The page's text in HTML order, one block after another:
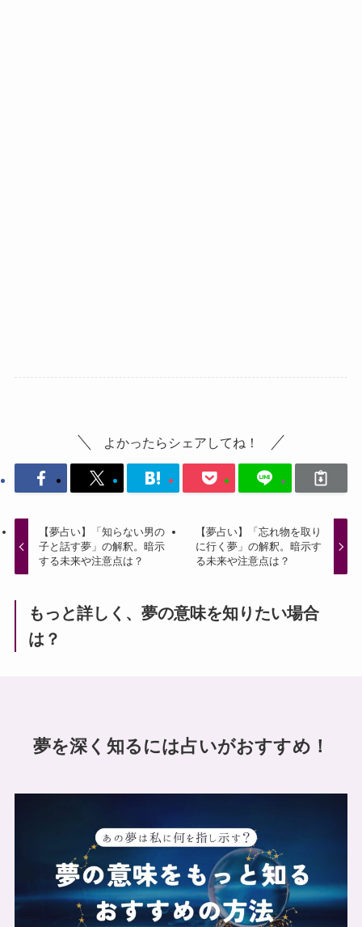
よかったらシェアしてね！
【夢占い】「知らない男の
子と話す夢」の解釈。暗示
する未来や注意点は？
【夢占い】「忘れ物を取り
に行く夢」の解釈。暗示す
る未来や注意点は？
もっと詳しく、夢の意味を知りたい場合
は？
夢を深く知るには占いがおすすめ！